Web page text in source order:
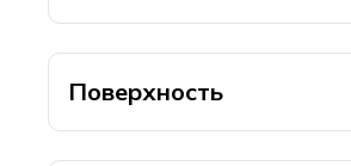
Поверхность